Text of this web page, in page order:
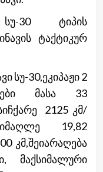
30 ტიპის
ტაქტიკურ
სუ-30,ეკიპაჟი 2
მასა 33
2125 კმ/
19,82
კმ,შეიარაღება
მაქსიმალური